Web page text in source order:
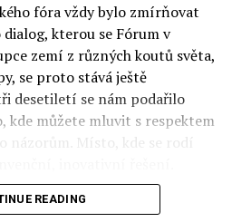
fóra vždy bylo zmírňovat
kterou se Fórum v
zemí z různých koutů světa,
se proto stává ještě
desetiletí se nám podařilo
kde můžete mluvit s respektem
názorům. Místo, kde se rodí
jejichž horizont činnosti je
READING